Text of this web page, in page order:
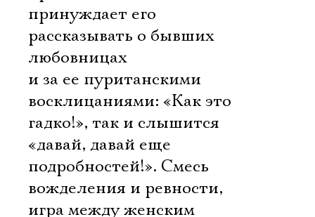
принуждает его
рассказывать о бывших
любовницах
и за ее пуританскими
восклицаниями: «Как это
гадко!», так и слышится
«давай, давай еще
подробностей!». Смесь
вожделения и ревности,
игра между женским